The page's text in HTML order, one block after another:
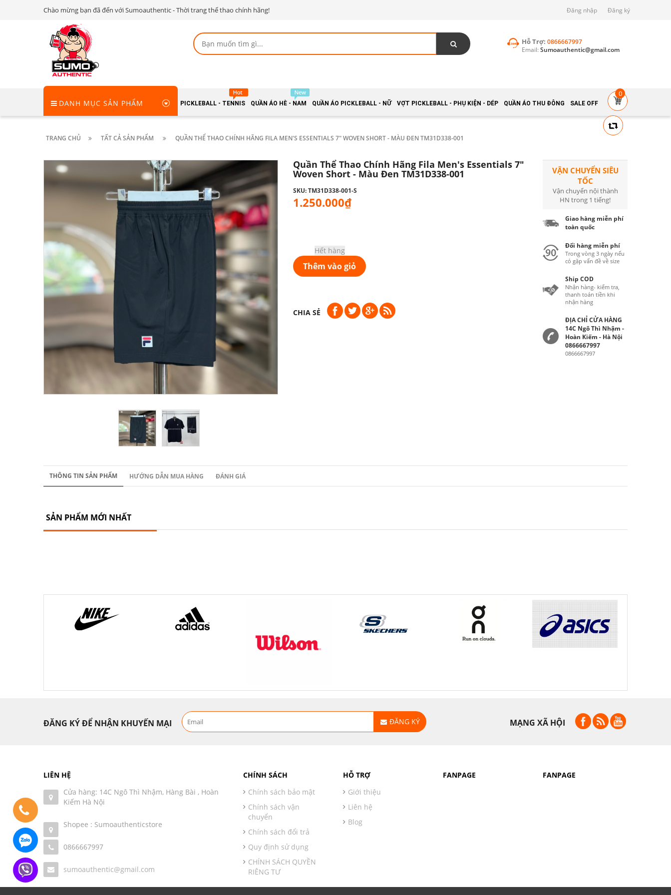
Chào mừng bạn đã đến với Sumoauthentic - Thời trang thể thao chính hãng! Đăng nhập Đăng ký
Hỗ Trợ: 0866667997
Email: Sumoauthentic@gmail.com
DANH MỤC SẢN PHẨM PICKLEBALL - TENNIS QUẦN ÁO HÈ - NAM QUẦN ÁO PICKLEBALL - NỮ VỢT PICKLEBALL - PHỤ KIỆN - DÉP QUẦN ÁO THU ĐÔNG SALE OFF
0
TRANG CHỦ TẤT CẢ SẢN PHẨM QUẦN THỂ THAO CHÍNH HÃNG FILA MEN'S ESSENTIALS 7" WOVEN SHORT - MÀU ĐEN TM31D338-001
Quần Thể Thao Chính Hãng Fila Men's Essentials 7"
Woven Short - Màu Đen TM31D338-001
SKU: TM31D338-001-S
1.250.000₫
Hết hàng
Thêm vào giỏ
CHIA SẺ
VẬN CHUYỂN SIÊU
TỐC
Vận chuyển nội thành
HN trong 1 tiếng!
Giao hàng miễn phí
toàn quốc
Đổi hàng miễn phí
Trong vòng 3 ngày nếu
có gặp vấn đề về size
Ship COD
Nhận hàng- kiểm tra,
thanh toán tiền khi
nhận hàng
ĐỊA CHỈ CỬA HÀNG
14C Ngô Thì Nhậm -
Hoàn Kiếm - Hà Nội
0866667997
0866667997
THÔNG TIN SẢN PHẨM HƯỚNG DẪN MUA HÀNG ĐÁNH GIÁ
SẢN PHẨM MỚI NHẤT
ĐĂNG KÝ ĐỂ NHẬN KHUYẾN MẠI ĐĂNG KÝ MẠNG XÃ HỘI
LIÊN HỆ
Cửa hàng: 14C Ngô Thì Nhậm, Hàng Bài , Hoàn
Kiếm Hà Nội
Shopee : Sumoauthenticstore
0866667997
sumoauthentic@gmail.com
CHÍNH SÁCH
Chính sách bảo mật
Chính sách vận
chuyển
Chính sách đổi trả
Quy định sử dụng
CHÍNH SÁCH QUYỀN
RIÊNG TƯ
HỖ TRỢ
Giới thiệu
Liên hệ
Blog
FANPAGE FANPAGE